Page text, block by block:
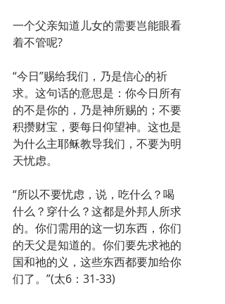
一个父亲知道儿女的需要岂能眼看
着不管呢?
“今日”赐给我们，乃是信心的祈
求。这句话的意思是：你今日所有
的不是你的，乃是神所赐的；不要
积攒财宝，要每日仰望神。这也是
为什么主耶稣教导我们，不要为明
天忧虑。
“所以不要忧虑，说，吃什么？喝
什么？穿什么？这都是外邦人所求
的。你们需用的这一切东西，你们
的天父是知道的。你们要先求祂的
国和祂的义，这些东西都要加给你
们了。”(太6：31-33)